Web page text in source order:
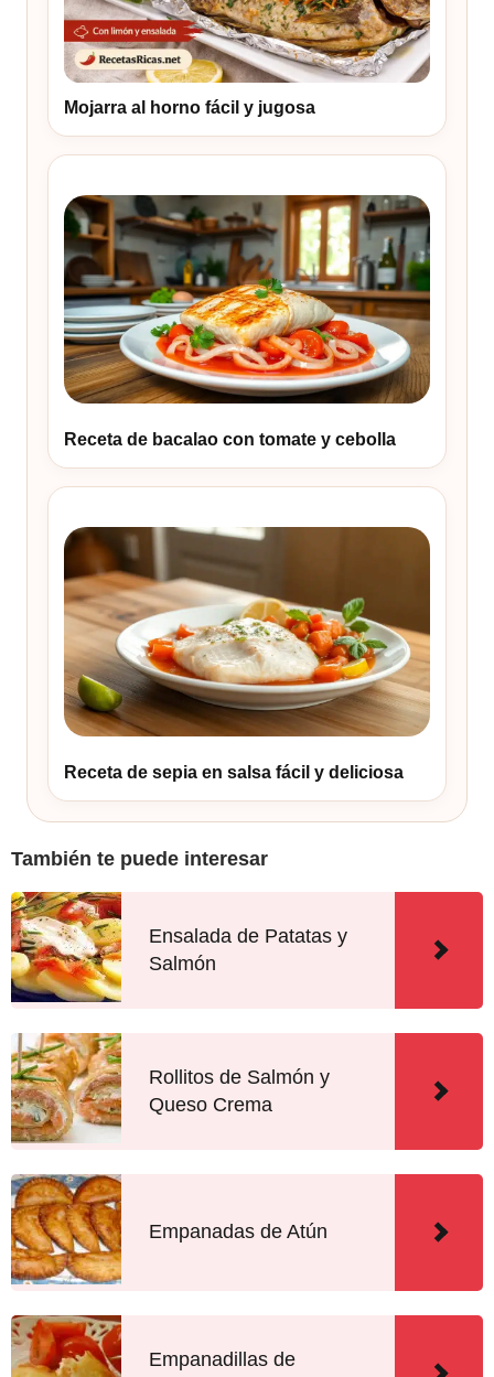
Mojarra al horno fácil y jugosa
Receta de bacalao con tomate y cebolla
Receta de sepia en salsa fácil y deliciosa
También te puede interesar
Ensalada de Patatas y
Salmón
Rollitos de Salmón y
Queso Crema
Empanadas de Atún
Empanadillas de